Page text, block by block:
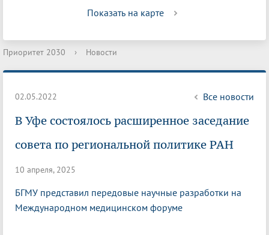
Показать на карте
Приоритет 2030 › Новости
02.05.2022 Все новости
В Уфе состоялось расширенное заседание
совета по региональной политике РАН
10 апреля, 2025
БГМУ представил передовые научные разработки на
Международном медицинском форуме